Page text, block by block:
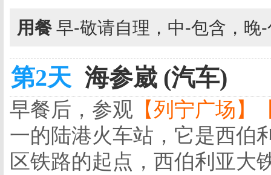
用餐 早-敬请自理，中-包含，晚
第2天 海参崴 (汽车)
早餐后，参观 【列宁广场】
一的陆港火车站，它是西伯
区铁路的起点，西伯利亚大